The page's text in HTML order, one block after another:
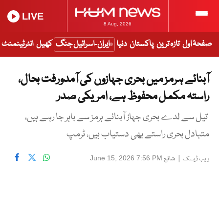
8 Aug, 2026
LIVE
صفحۂ اول تازہ ترین پاکستان دنیا ایران-اسرائیل جنگ کھیل انٹرٹینمنٹ
آبنائے ہرمز میں بحری جہازوں کی آمدورفت بحال،
راستہ مکمل محفوظ ہے، امریکی صدر
تیل سے لدے بحری جہاز آبنائے ہرمز سے باہر جا رہے ہیں،
متبادل بحری راستے بھی دستیاب ہیں، ٹرمپ
ویب ڈیسک | شائع June 15, 2026 7:56 PM